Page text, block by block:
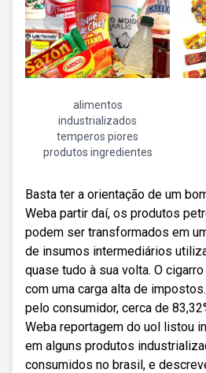
alimentos
industrializados
temperos piores
produtos ingredientes
Basta ter a orientação de um
Weba partir daí, os produtos
podem ser transformados em
de insumos intermediários
quase tudo à sua volta. O
com uma carga alta de
pelo consumidor, cerca de
Weba reportagem do uol listou
em alguns produtos
consumidos no brasil, e